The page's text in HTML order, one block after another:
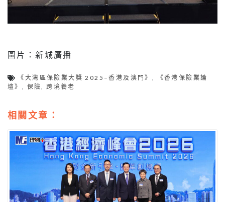
圖片：新城廣播
《大灣區保險業大獎 2025–香港及澳門》 ,
《香港保險業論
壇》 , 保險,跨境養老
相關文章：